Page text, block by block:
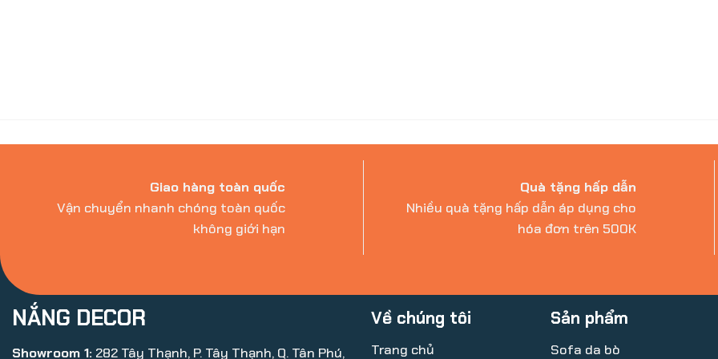
Giao hàng toàn quốc
Vận chuyển nhanh chóng toàn quốc
không giới hạn
Quà tặng hấp dẫn
Nhiều quà tặng hấp dẫn áp dụng cho
hóa đơn trên 500K
NẮNG DECOR
Showroom 1: 282 Tây Thạnh, P. Tây Thạnh, Q. Tân Phú,
Về chúng tôi
Trang chủ
Sản phẩm
Sofa da bò